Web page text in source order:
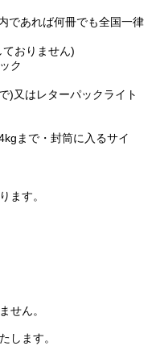
あれば何冊でも全国一律
おりません)
ク
又はレターパックライト
まで・封筒に入るサイ
す。
せん。
します。